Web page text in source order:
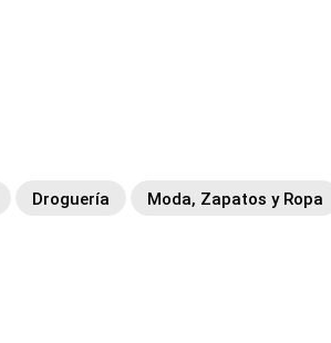
Droguería Moda, Zapatos y Ropa